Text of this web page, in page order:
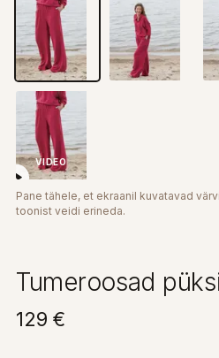
VIDEO
Pane tähele, et ekraanil kuvatavad
toonist veidi erineda.
Tumeroosad
129 €